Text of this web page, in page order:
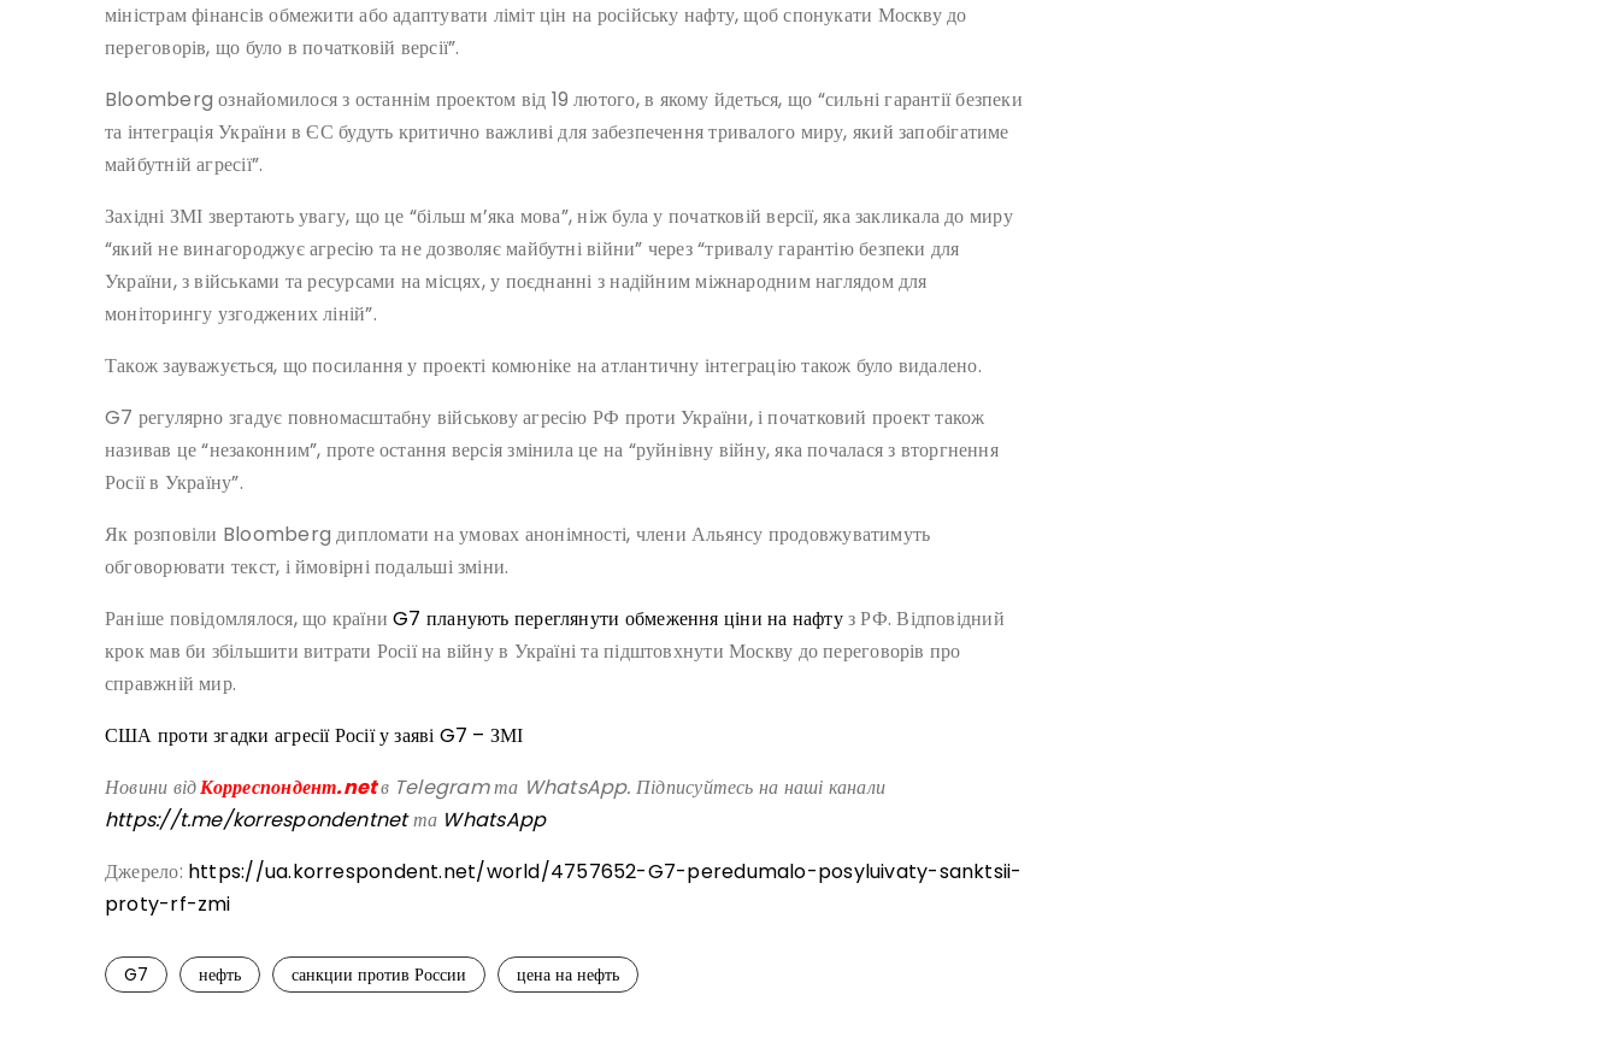
міністрам фінансів обмежити або адаптувати ліміт цін на російську нафту, щоб спонукати Москву до
переговорів, що було в початковій версії”.
Bloomberg ознайомилося з останнім проектом від 19 лютого, в якому йдеться, що “сильні гарантії безпеки
та інтеграція України в ЄС будуть критично важливі для забезпечення тривалого миру, який запобігатиме
майбутній агресії”.
Західні ЗМІ звертають увагу, що це “більш м’яка мова”, ніж була у початковій версії, яка закликала до миру
“який не винагороджує агресію та не дозволяє майбутні війни” через “тривалу гарантію безпеки для
України, з військами та ресурсами на місцях, у поєднанні з надійним міжнародним наглядом для
моніторингу узгоджених ліній”.
Також зауважується, що посилання у проекті комюніке на атлантичну інтеграцію також було видалено.
G7 регулярно згадує повномасштабну військову агресію РФ проти України, і початковий проект також
називав це “незаконним”, проте остання версія змінила це на “руйнівну війну, яка почалася з вторгнення
Росії в Україну”.
Як розповіли Bloomberg дипломати на умовах анонімності, члени Альянсу продовжуватимуть
обговорювати текст, і ймовірні подальші зміни.
Раніше повідомлялося, що країниG7 планують переглянути обмеження ціни на нафтуз РФ. Відповідний
крок мав би збільшити витрати Росії на війну в Україні та підштовхнути Москву до переговорів про
справжній мир.
США проти згадки агресії Росії у заяві G7 – ЗМІ
Новини відКорреспондент.netв Telegram та WhatsApp. Підписуйтесь на наші канали
https://t.me/korrespondentnetта WhatsApp
Джерело: https://ua.korrespondent.net/world/4757652-G7-peredumalo-posyluivaty-sanktsii-
proty-rf-zmi
G7 нефть санкции против России цена на нефть